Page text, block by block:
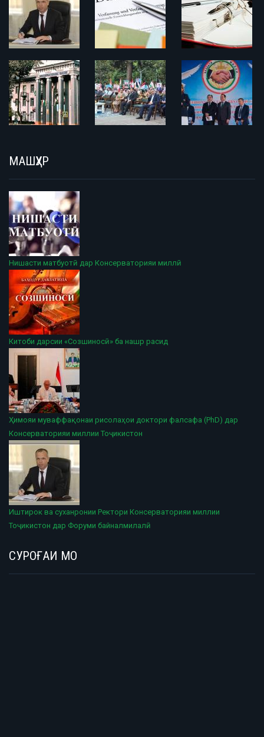
МАШҲУР
Нишасти матбуотӣ дар Консерваторияи миллӣ
Китоби дарсии «Созшиносӣ» ба нашр расид
Ҳимояи муваффақонаи рисолаҳои доктори фалсафа (PhD) дар
Консерваторияи миллии Тоҷикистон
Иштирок ва суханронии Ректори Консерваторияи миллии
Тоҷикистон дар Форуми байналмилалӣ
СУРОҒАИ МО